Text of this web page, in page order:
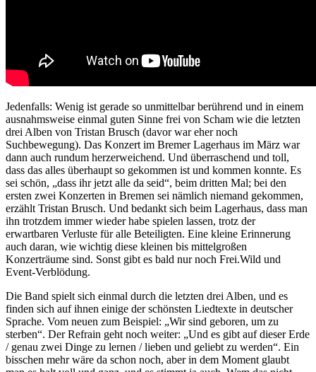
Jedenfalls: Wenig ist gerade so unmittelbar berührend und in einem
ausnahmsweise einmal guten Sinne frei von Scham wie die letzten
drei Alben von Tristan Brusch (davor war eher noch
Suchbewegung). Das Konzert im Bremer Lagerhaus im März war
dann auch rundum herzerweichend. Und überraschend und toll,
dass das alles überhaupt so gekommen ist und kommen konnte. Es
sei schön, „dass ihr jetzt alle da seid“, beim dritten Mal; bei den
ersten zwei Konzerten in Bremen sei nämlich niemand gekommen,
erzählt Tristan Brusch. Und bedankt sich beim Lagerhaus, dass man
ihn trotzdem immer wieder habe spielen lassen, trotz der
erwartbaren Verluste für alle Beteiligten. Eine kleine Erinnerung
auch daran, wie wichtig diese kleinen bis mittelgroßen
Konzerträume sind. Sonst gibt es bald nur noch Frei.Wild und
Event-Verblödung.
Die Band spielt sich einmal durch die letzten drei Alben, und es
finden sich auf ihnen einige der schönsten Liedtexte in deutscher
Sprache. Vom neuen zum Beispiel: „Wir sind geboren, um zu
sterben“. Der Refrain geht noch weiter: „Und es gibt auf dieser Erde
/ genau zwei Dinge zu lernen / lieben und geliebt zu werden“. Ein
bisschen mehr wäre da schon noch, aber in dem Moment glaubt